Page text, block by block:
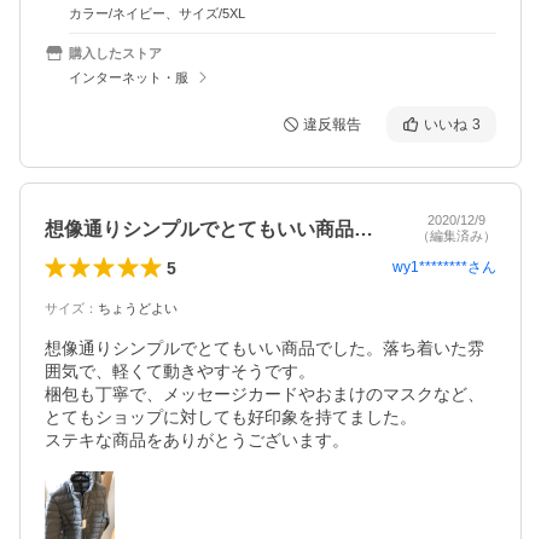
カラー/ネイビー、サイズ/5XL
購入したストア
インターネット・服
違反報告 いいね 3
想像通りシンプルでとてもいい商品でした…
2020/12/9
（編集済み）
5 wy1********さん
サイズ ： ちょうどよい
想像通りシンプルでとてもいい商品でした。落ち着いた雰
囲気で、軽くて動きやすそうです。
梱包も丁寧で、メッセージカードやおまけのマスクなど、
とてもショップに対しても好印象を持てました。
ステキな商品をありがとうございます。